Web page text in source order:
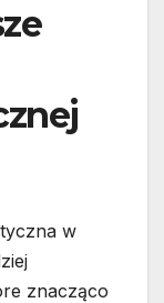
w
znacząco